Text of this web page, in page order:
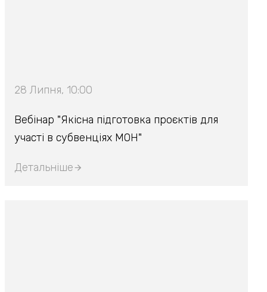
28 Липня, 10:00
Вебінар "Якісна підготовка проєктів для
участі в субвенціях МОН"
Детальніше